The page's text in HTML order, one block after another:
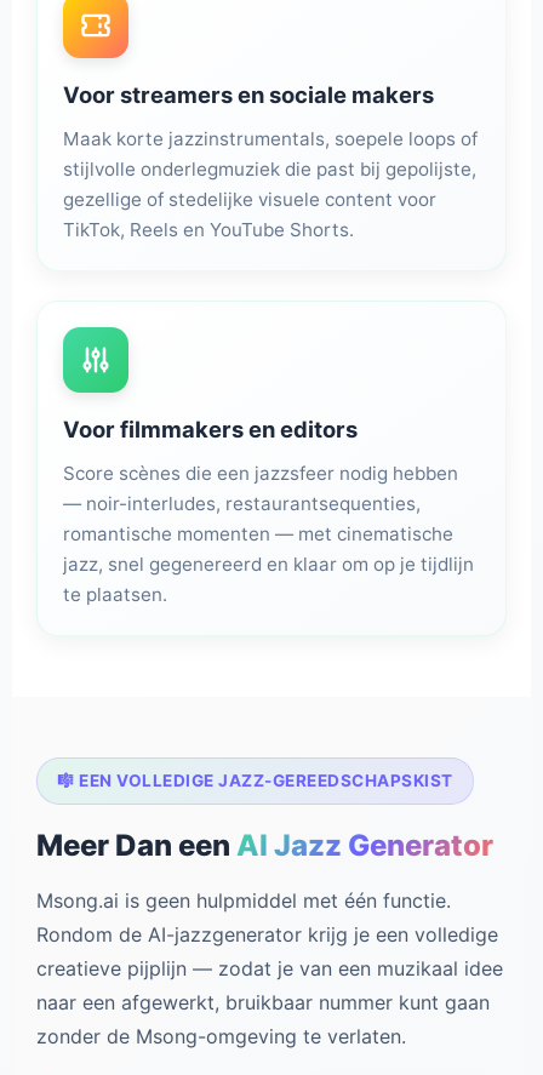
Voor streamers en sociale makers
Maak korte jazzinstrumentals, soepele loops of
stijlvolle onderlegmuziek die past bij gepolijste,
gezellige of stedelijke visuele content voor
TikTok, Reels en YouTube Shorts.
Voor filmmakers en editors
Score scènes die een jazzsfeer nodig hebben
— noir-interludes, restaurantsequenties,
romantische momenten — met cinematische
jazz, snel gegenereerd en klaar om op je tijdlijn
te plaatsen.
🎼 EEN VOLLEDIGE JAZZ-GEREEDSCHAPSKIST
Meer Dan een AI Jazz Generator
Msong.ai is geen hulpmiddel met één functie.
Rondom de AI-jazzgenerator krijg je een volledige
creatieve pijplijn — zodat je van een muzikaal idee
naar een afgewerkt, bruikbaar nummer kunt gaan
zonder de Msong-omgeving te verlaten.